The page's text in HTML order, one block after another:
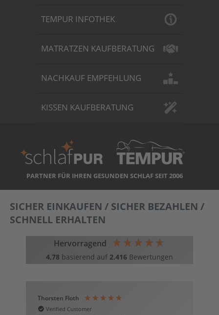
TEMPUR INFOTHEK
MATRATZEN KAUFBERATUNG
NACHKAUF EMPFEHLUNG
KISSEN KAUFBERATUNG
PARTNER FÜR IHREN GESUNDEN SCHLAF SEIT 2006
SICHER EINKAUFEN / SICHER BEZAHLEN /
SCHNELL ERHALTEN
Hervorragend
4,78 basierend auf 2.416 Bewertungen
Thorsten Floth
Verified Customer